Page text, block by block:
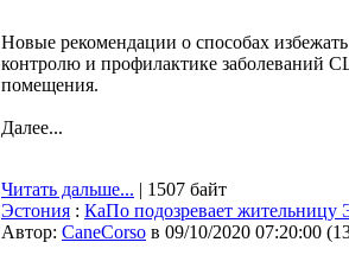
Новые рекомендации о способах
контролю и профилактике заболеваний
помещения.
Далее...
Читать дальше... | 1507 байт
Эстония : КаПо подозревает
Автор: CaneCorso в 09/10/2020 07:20:00 (